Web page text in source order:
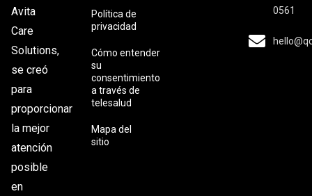
Avita
Care
Solutions,
se creó
para
proporcionar
la mejor
atención
posible
en
Política de
privacidad
Cómo entender
su
consentimiento
a través de
telesalud
Mapa del
sitio
0561